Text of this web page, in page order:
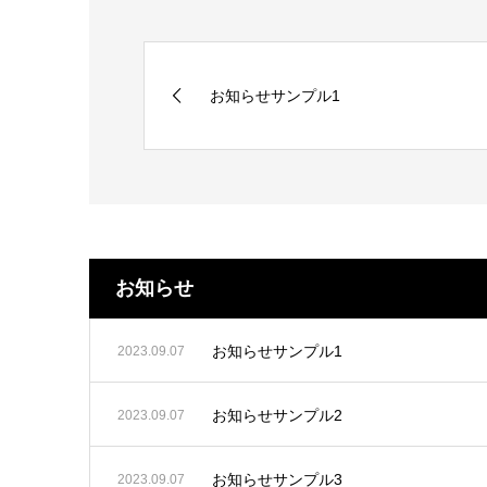
お知らせサンプル1
お知らせ
2023.09.07 お知らせサンプル1
2023.09.07 お知らせサンプル2
2023.09.07 お知らせサンプル3